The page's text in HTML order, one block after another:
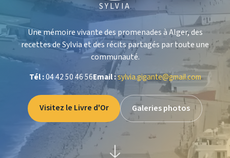
SYLVIA
Une mémoire vivante des promenades à Alger, des
recettes de Sylvia et des récits partagés par toute une
communauté.
Tél :04 42 50 46 56Email :sylvia.gigante@gmail.com
Visitez le Livre d'Or Galeries photos